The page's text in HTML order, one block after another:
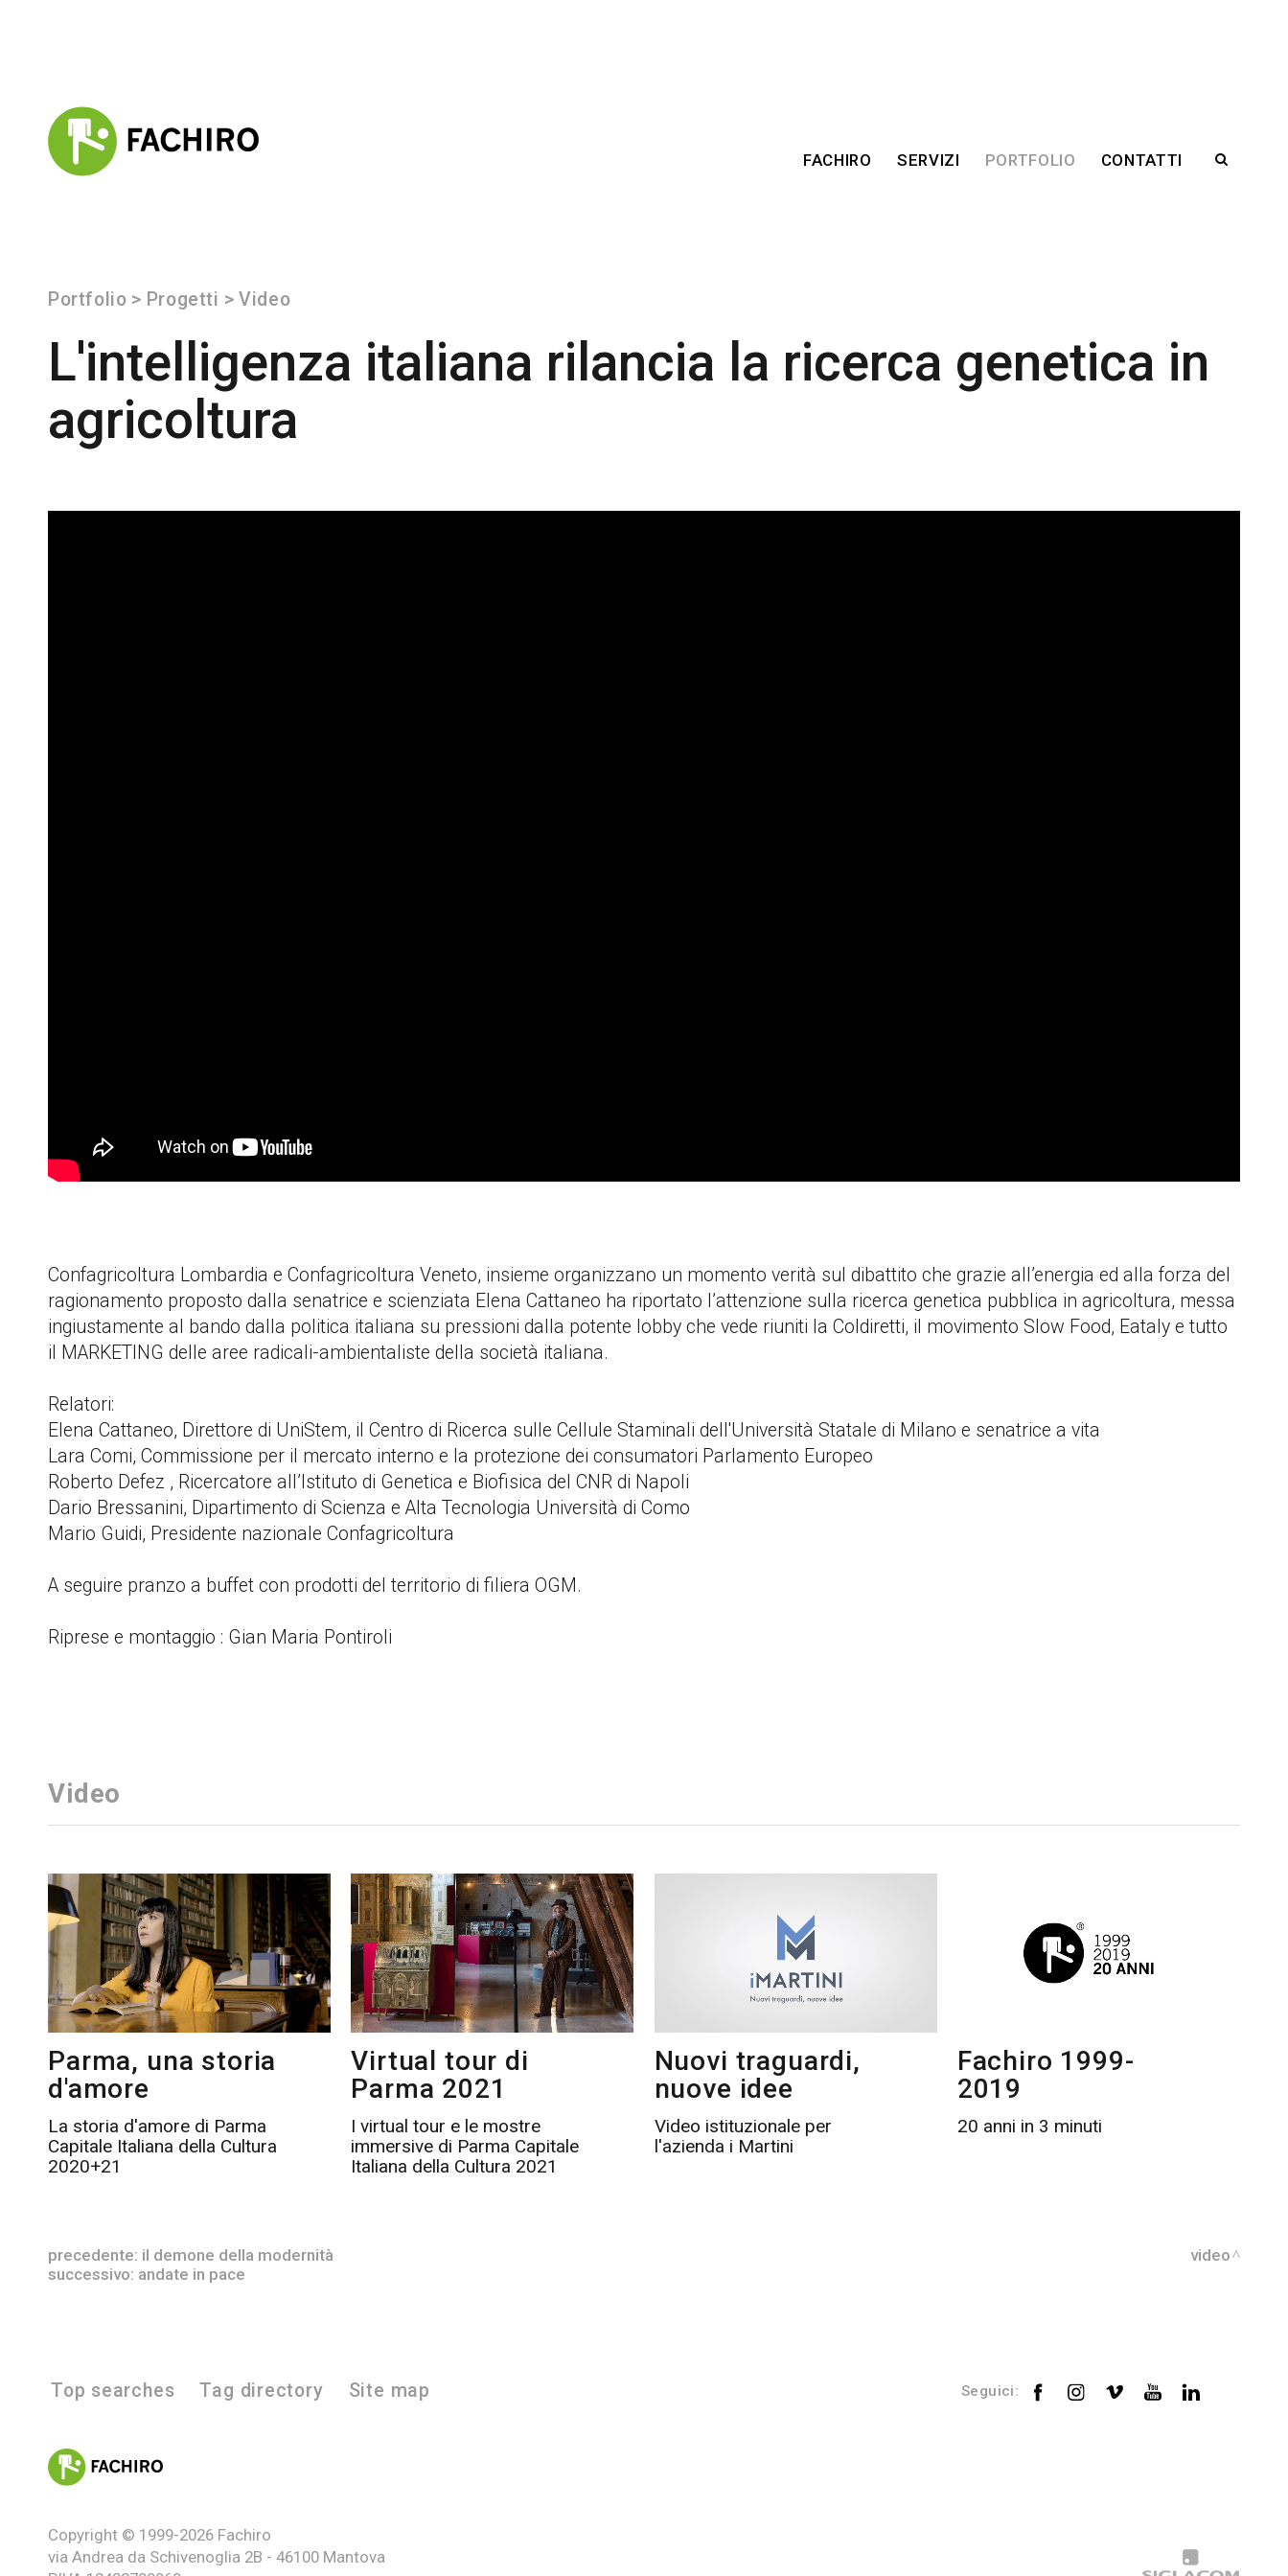
FACHIRO SERVIZI PORTFOLIO CONTATTI
Portfolio > Progetti > Video
L'intelligenza italiana rilancia la ricerca genetica in
agricoltura
Confagricoltura Lombardia e Confagricoltura Veneto, insieme organizzano un momento verità sul dibattito che grazie all’energia ed alla forza del
ragionamento proposto dalla senatrice e scienziata Elena Cattaneo ha riportato l’attenzione sulla ricerca genetica pubblica in agricoltura, messa
ingiustamente al bando dalla politica italiana su pressioni dalla potente lobby che vede riuniti la Coldiretti, il movimento Slow Food, Eataly e tutto
il MARKETING delle aree radicali-ambientaliste della società italiana.
Relatori:
Elena Cattaneo, Direttore di UniStem, il Centro di Ricerca sulle Cellule Staminali dell'Università Statale di Milano e senatrice a vita
Lara Comi, Commissione per il mercato interno e la protezione dei consumatori Parlamento Europeo
Roberto Defez , Ricercatore all’Istituto di Genetica e Biofisica del CNR di Napoli
Dario Bressanini, Dipartimento di Scienza e Alta Tecnologia Università di Como
Mario Guidi, Presidente nazionale Confagricoltura
A seguire pranzo a buffet con prodotti del territorio di filiera OGM.
Riprese e montaggio : Gian Maria Pontiroli
Video
Parma, una storia
d'amore
La storia d'amore di Parma
Capitale Italiana della Cultura
2020+21
Virtual tour di
Parma 2021
I virtual tour e le mostre
immersive di Parma Capitale
Italiana della Cultura 2021
Nuovi traguardi,
nuove idee
Video istituzionale per
l'azienda i Martini
Fachiro 1999-
2019
20 anni in 3 minuti
precedente: il demone della modernità
successivo: andate in pace
video
Seguici:
Top searches Tag directory Site map
Copyright © 1999-2026 Fachiro
via Andrea da Schivenoglia 2B - 46100 Mantova